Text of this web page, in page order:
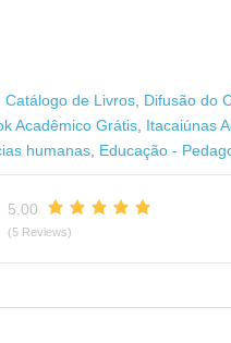
Catálogo de Livros Difusão do
Acadêmico Grátis Itacaiúnas
humanas Educação -
5.00
(5 Reviews)